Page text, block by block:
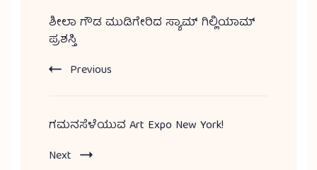
ಶೀಲಾ ಗೌಡ ಮುಡಿಗೇರಿದ ಸ್ಯಾಮ್ ಗಿಲ್ಲಿಯಾಮ್
ಪ್ರಶಸ್ತಿ
Previous
ಗಮನಸೆಳೆಯುವ Art Expo New York!
Next